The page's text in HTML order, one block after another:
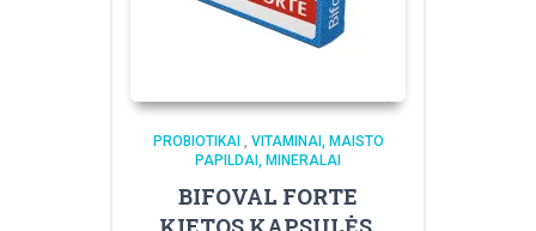
PROBIOTIKAI, VITAMINAI, MAISTO
PAPILDAI, MINERALAI
BIFOVAL FORTE